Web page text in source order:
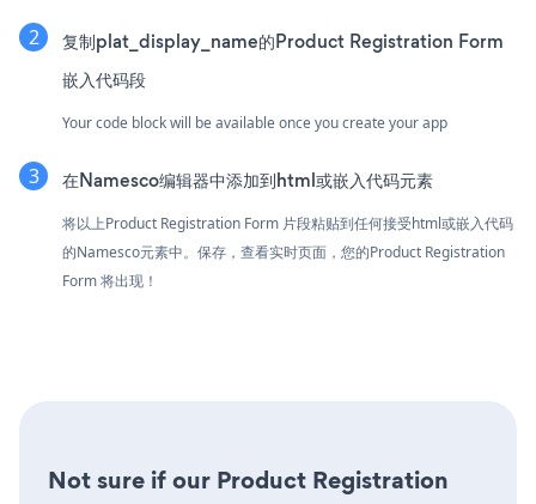
复制plat_display_name的Product Registration Form
嵌入代码段
Your code block will be available once you create your app
在Namesco编辑器中添加到html或嵌入代码元素
将以上Product Registration Form 片段粘贴到任何接受html或嵌入代码
的Namesco元素中。保存，查看实时页面，您的Product Registration
Form 将出现！
Not sure if our Product Registration